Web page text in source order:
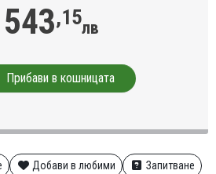
,15лв
Прибави в кошницата
Добави в любими Запитване